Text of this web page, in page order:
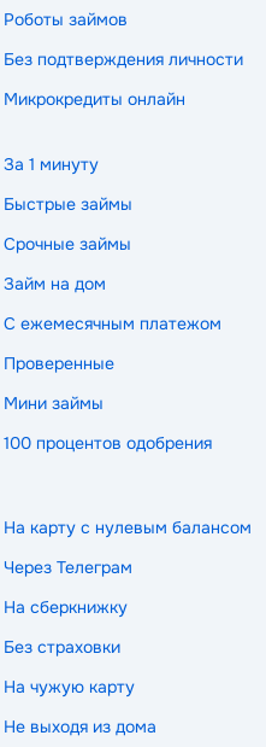
Роботы займов
Без подтверждения личности
Микрокредиты онлайн
За 1 минуту
Быстрые займы
Срочные займы
Займ на дом
С ежемесячным платежом
Проверенные
Мини займы
100 процентов одобрения
На карту с нулевым балансом
Через Телеграм
На сберкнижку
Без страховки
На чужую карту
Не выходя из дома